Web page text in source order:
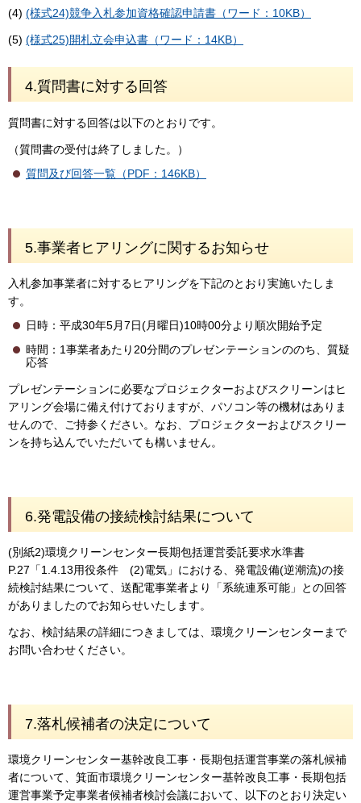
(4) (様式24)競争入札参加資格確認申請書（ワード：10KB）
(5) (様式25)開札立会申込書（ワード：14KB）
4.質問書に対する回答
質問書に対する回答は以下のとおりです。
（質問書の受付は終了しました。）
質問及び回答一覧（PDF：146KB）
5.事業者ヒアリングに関するお知らせ
入札参加事業者に対するヒアリングを下記のとおり実施いたしま
す。
日時：平成30年5月7日(月曜日)10時00分より順次開始予定
時間：1事業者あたり20分間のプレゼンテーションののち、質疑
応答
プレゼンテーションに必要なプロジェクターおよびスクリーンはヒ
アリング会場に備え付けておりますが、パソコン等の機材はありま
せんので、ご持参ください。なお、プロジェクターおよびスクリー
ンを持ち込んでいただいても構いません。
6.発電設備の接続検討結果について
(別紙2)環境クリーンセンター長期包括運営委託要求水準書
P.27「1.4.13用役条件 (2)電気」における、発電設備(逆潮流)の接
続検討結果について、送配電事業者より「系統連系可能」との回答
がありましたのでお知らせいたします。
なお、検討結果の詳細につきましては、環境クリーンセンターまで
お問い合わせください。
7.落札候補者の決定について
環境クリーンセンター基幹改良工事・長期包括運営事業の落札候補
者について、箕面市環境クリーンセンター基幹改良工事・長期包括
運営事業予定事業者候補者検討会議において、以下のとおり決定い